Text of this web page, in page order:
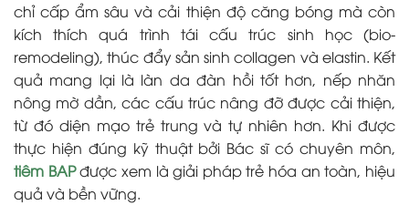
chỉ cấp ẩm sâu và cải thiện độ căng bóng mà còn
kích thích quá trình tái cấu trúc sinh học (bio-
remodeling), thúc đẩy sản sinh collagen và elastin. Kết
quả mang lại là làn da đàn hồi tốt hơn, nếp nhăn
nông mờ dần, các cấu trúc nâng đỡ được cải thiện,
từ đó diện mạo trẻ trung và tự nhiên hơn. Khi được
thực hiện đúng kỹ thuật bởi Bác sĩ có chuyên môn,
tiêm BAPđược xem là giải pháp trẻ hóa an toàn, hiệu
quả và bền vững.